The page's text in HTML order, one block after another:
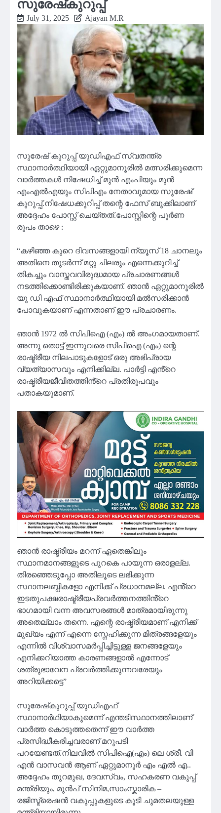
സുരേഷ്‌കുറുപ്പ്
July 31, 2025 Ajayan M.R
സുരേഷ് കുറുപ്പ് യുഡിഎഫ് സ്വതന്ത്ര
സ്ഥാനാർത്ഥിയായി ഏറ്റുമാനൂരിൽ മത്സരിക്കുമെന്ന
വാർത്തകൾ നിഷേധിച്ച് മുൻ എംപിയും മുൻ
എംഎൽഎയും സിപിഎം നേതാവുമായ സുരേഷ്
കുറുപ്പ്.നിഷേധക്കുറിപ്പ് തന്റെ ഫേസ് ബുക്കിലാണ്
അദ്ദേഹം പോസ്റ്റ് ചെയ്തത്.പോസ്റ്റിന്റെ പൂർണ
രൂപം താഴെ :
“കഴിഞ്ഞ കുറെ ദിവസങ്ങളായി ന്യൂസ്‌ 18 ചാനലും
അതിനെ തുടർന്ന് മറ്റു ചിലരും എന്നെക്കുറിച്ച്
തികച്ചും വാസ്തവവിരുദ്ധമായ പ്രചാരണങ്ങൾ
നടത്തിക്കൊണ്ടിരിക്കുകയാണ്. ഞാൻ ഏറ്റുമാനൂരിൽ
യു ഡി എഫ് സ്ഥാനാർത്ഥിയായി മൽസരിക്കാൻ
പോവുകയാണ് എന്നതാണ് ഈ പ്രചാരണം.
ഞാൻ 1972 ൽ സിപിഐ (എം) ൽ അംഗമായതാണ്.
അന്നു തൊട്ട് ഇന്നുവരെ സിപിഐ (എം) ന്റെ
രാഷ്ട്രീയ നിലപാടുകളോട് ഒരു അഭിപ്രായ
വ്യത്യാസവും എനിക്കില്ല. പാർട്ടി എൻ്റെ
രാഷ്ട്രീയജീവിതത്തിൻ്റെ പ്രതിരൂപവും
പതാകയുമാണ്.
ഞാൻ രാഷ്ട്രീയം മറന്ന് ഏതെങ്കിലും
സ്ഥാനമാനങ്ങളുടെ പുറകെ പായുന്ന ഒരാളല്ല.
തിരഞ്ഞെടുപ്പോ അതിലൂടെ ലഭിക്കുന്ന
സ്ഥാനലബ്ധികളോ എനിക്ക് പ്രധാനമല്ല. എൻ്റെ
ഇടതുപക്ഷരാഷ്ട്രീയപ്രവർത്തനത്തിൻ്റെ
ഭാഗമായി വന്ന അവസരങ്ങൾ മാത്രമായിരുന്നു
അതെല്ലാം തന്നെ. എന്റെ രാഷ്ട്രീയമാണ് എനിക്ക്
മുഖ്യം എന്ന് എന്നെ സ്നേഹിക്കുന്ന മിത്രങ്ങളേയും
എന്നിൽ വിശ്വാസമർപ്പിച്ചിട്ടുള്ള ജനങ്ങളേയും
എനിക്കറിയാത്ത കാരണങ്ങളാൽ എന്നോട്
ശത്രുഭാവേന പ്രവർത്തിക്കുന്നവരേയും
അറിയിക്കട്ടെ”
സുരേഷ്‌കുറുപ്പ് യുഡിഎഫ്
സ്ഥാനാർഥിയാകുമെന്ന് എന്തടിസ്ഥാനത്തിലാണ്
വാർത്ത കൊടുത്തതെന്ന് ഈ വാർത്ത
പ്രസിദ്ധീകരിച്ചവരാണ് മറുപടി
പറയേണ്ടത്.നിലവിൽ സിപിഐ(എം) ലെ ശ്രീ. വി
എൻ വാസവൻ ആണ് ഏറ്റുമാനൂർ എം എൽ എ..
അദ്ദേഹം തുറമുഖ, ദേവസ്വം, സഹകരണ വകുപ്പ്
മന്ത്രിയും, മുൻപ് സിനിമ,സാംസ്കാരിക –
രജിസ്ട്രെഷൻ വകുപ്പുകളുടെ കൂടി ചുമതലയുള്ള